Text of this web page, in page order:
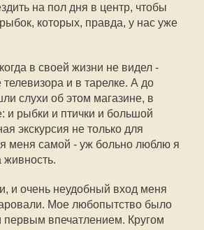
на пол дня в центр, чтобы
которых, правда, у нас уже
в своей жизни не видел -
телевизора и в тарелке. А до
слухи об этом магазине, в
и рыбки и птички и большой
экскурсия не только для
меня самой - уж больно люблю я
живность.
и очень неудобный вход меня
Мое любопытство было
первым впечатлением. Кругом